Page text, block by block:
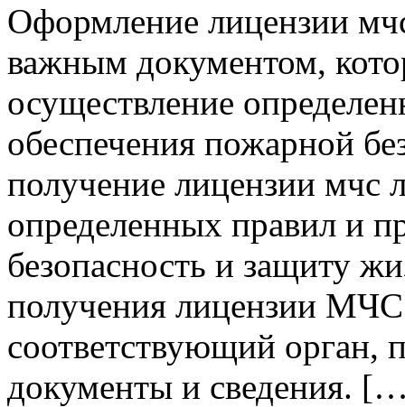
Oфoрмлeниe лицeнзии
важным документом,
осуществление
обеспечения пожарной
получение лицензии мчс
определенных правил и
безопасность и защиту
получения лицензии МЧС
соответствующий орган,
документы и сведения.